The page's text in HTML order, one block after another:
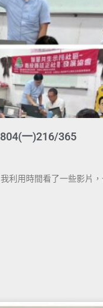
一)216/365
利用時間看了一些影片，